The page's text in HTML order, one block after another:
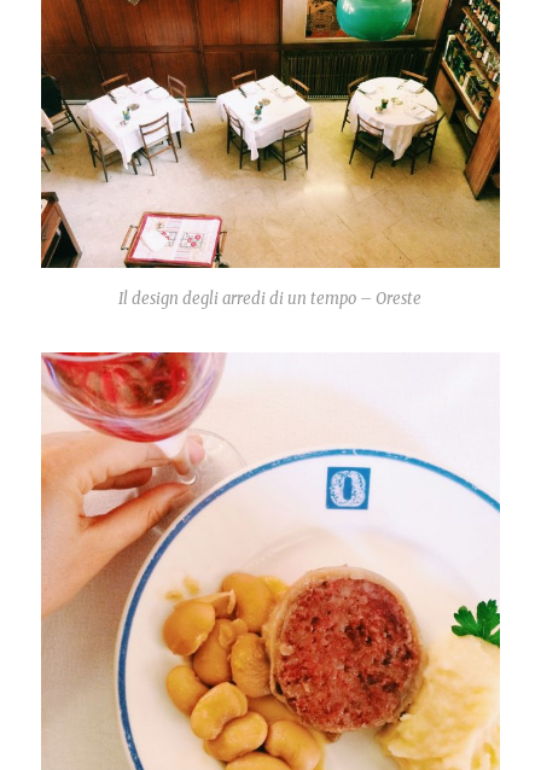
Il design degli arredi di un tempo – Oreste